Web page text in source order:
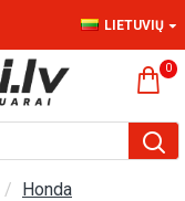
LIETUVIŲ
0
Honda